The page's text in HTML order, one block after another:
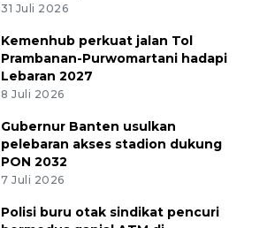
31 Juli 2026
Kemenhub perkuat jalan Tol
Prambanan-Purwomartani hadapi
Lebaran 2027
8 Juli 2026
Gubernur Banten usulkan
pelebaran akses stadion dukung
PON 2032
7 Juli 2026
Polisi buru otak sindikat pencuri